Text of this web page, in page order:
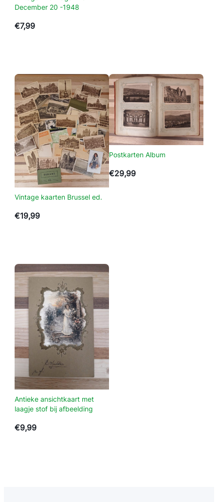
s
c
h
e
l
e
n
L
o
s
A
n
g
e
e
3
2
P
o
s
e
r
a
n
t
a
December 20 -1948
€7,99
Vintage kaarten Brussel ed.
€19,99
Postkarten Album
€29,99
Antieke ansichtkaart met
laagje stof bij afbeelding
€9,99